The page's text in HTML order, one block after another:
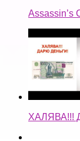
Assassin’s
ХАЛЯВА!!!